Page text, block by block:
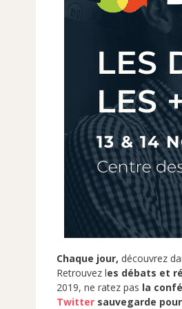
Chaque jour, découvrez
Retrouvez les débats et
2019, ne ratez pas la
Twitter sauvegarde